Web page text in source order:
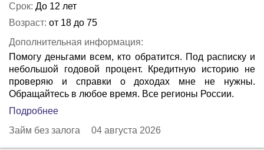
Срок: До 12 лет
Возраст: от 18 до 75
Дополнительная информация:
Помогу деньгами всем, кто обратится. Под расписку и
небольшой годовой процент. Кредитную историю не
проверяю и справки о доходах мне не нужны.
Обращайтесь в любое время. Все регионы России.
Подробнее
Займ без залога
04 августа 2026